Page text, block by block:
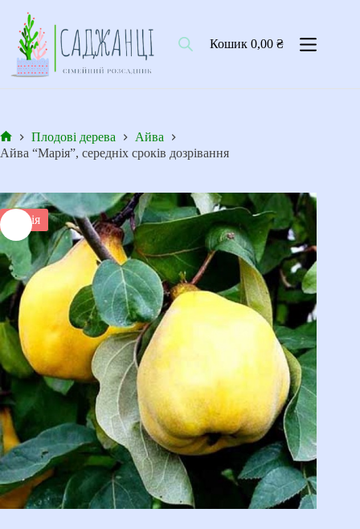
вмісту
Кошик0,00₴
Головна
Плодові дерева
Айва
Айва “Марія”, середніх сроків дозрівання
Акція